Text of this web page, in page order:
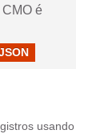
é
usando